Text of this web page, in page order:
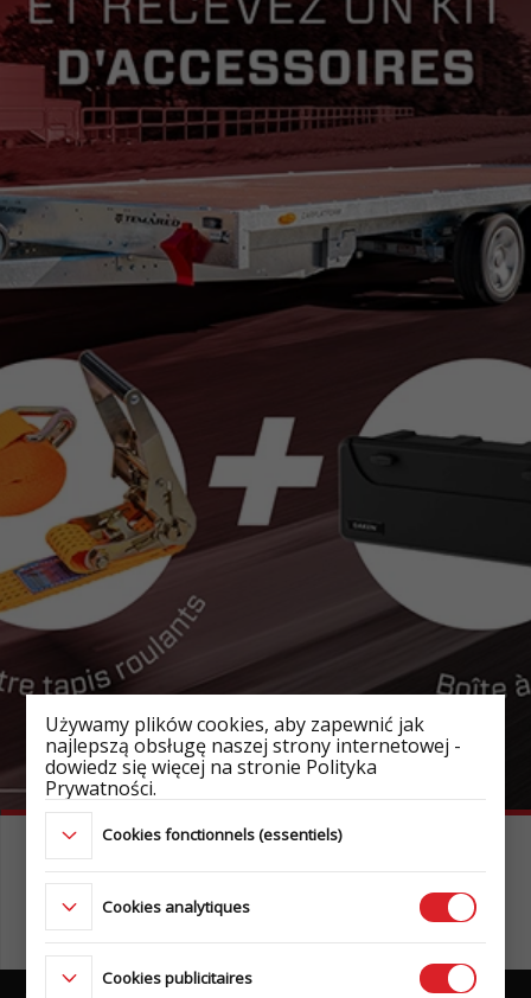
NOUVEAUTÉ – TEMARED POWER
Remorque destinée au transport d'agrégats, de
pompes, de compresseurs à combustion et
d'équipements, montée sur son propre châssis
porteur.
Używamy plików cookies, aby zapewnić jak
najlepszą obsługę naszej strony internetowej -
dowiedz się więcej na stronie Polityka
Prywatności.
Cookies fonctionnels (essentiels)
Cookies analytiques
Cookies publicitaires